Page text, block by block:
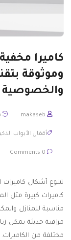
كاميرا
وموثوقة
والخصوصية
makaseb
أقفال الأبواب
تتنوع أشكال كاميرات
كاميرات كبيرة مثل
مناسبة للمنازل
مراقبة حديثة يمكن
مختلفة من